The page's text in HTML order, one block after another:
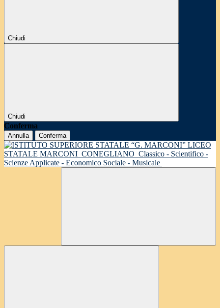
Chiudi
Chiudi
Conferma
Annulla Conferma
LICEO
STATALE MARCONI CONEGLIANO Classico - Scientifico -
Scienze Applicate - Economico Sociale - Musicale